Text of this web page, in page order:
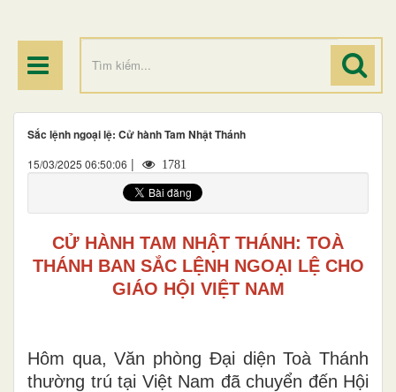
Sắc lệnh ngoại lệ: Cử hành Tam Nhật Thánh
15/03/2025 06:50:06 | 1781
CỬ HÀNH TAM NHẬT THÁNH: TOÀ
THÁNH BAN SẮC LỆNH NGOẠI LỆ CHO
GIÁO HỘI VIỆT NAM
Hôm qua, Văn phòng Đại diện Toà Thánh
thường trú tại Việt Nam đã chuyển đến Hội